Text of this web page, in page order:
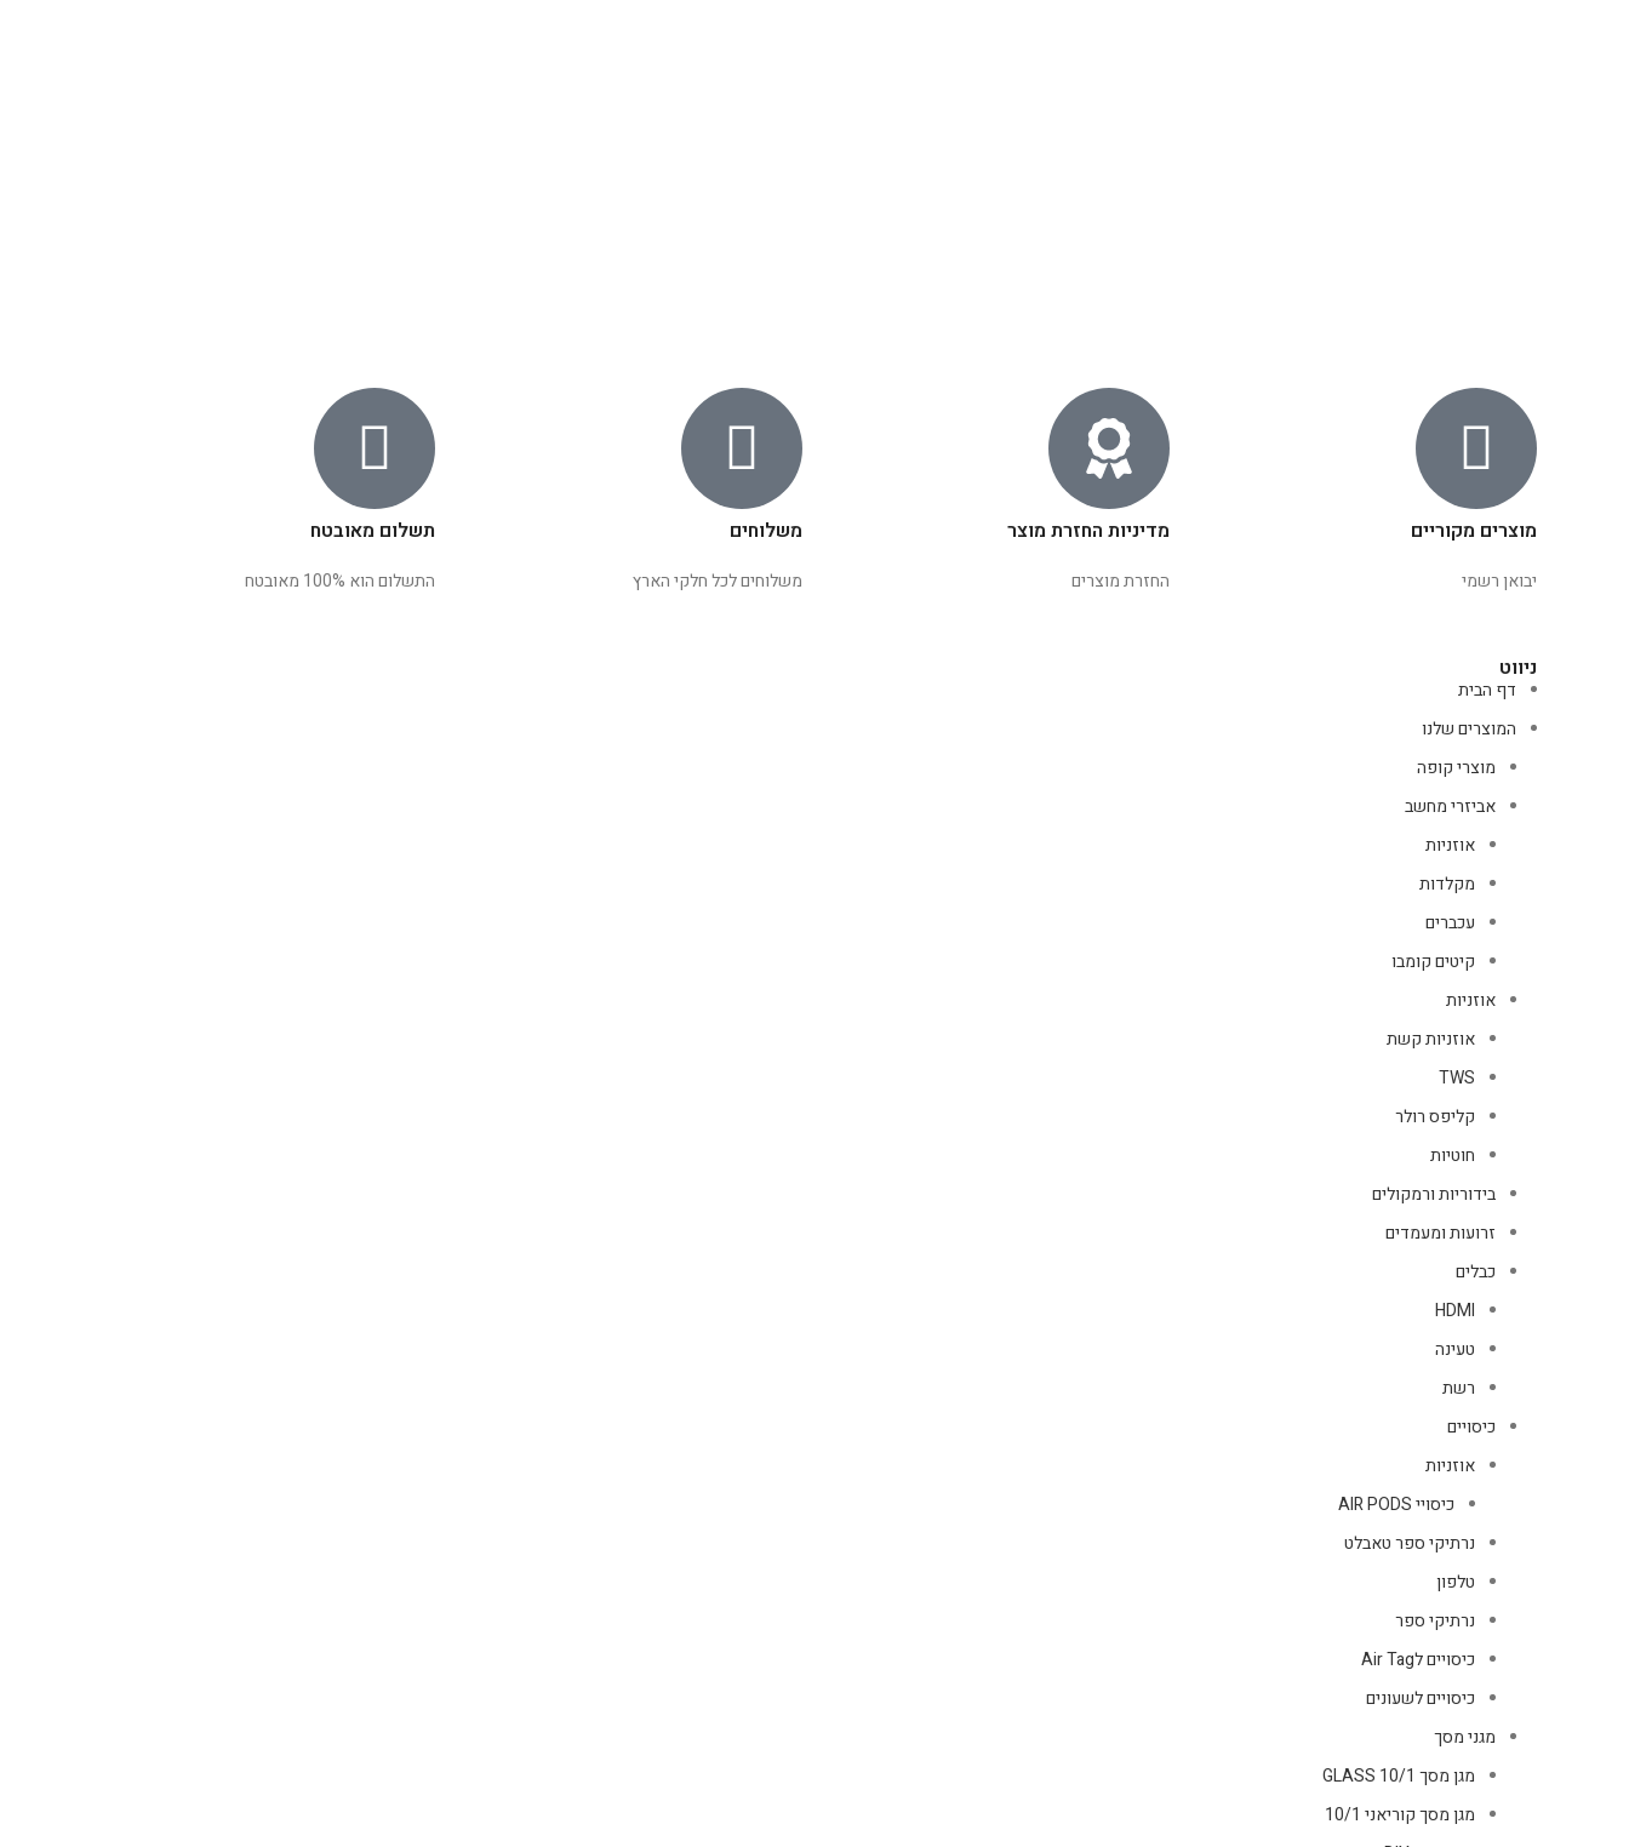
מוצרים מקוריים
יבואן רשמי
מדיניות החזרת מוצר
החזרת מוצרים
משלוחים
משלוחים לכל חלקי הארץ
תשלום מאובטח
התשלום הוא 100% מאובטח
ניווט
דף הבית
המוצרים שלנו
מוצרי קופה
אביזרי מחשב
אוזניות
מקלדות
עכברים
קיטים קומבו
אוזניות
אוזניות קשת
TWS
קליפס רולר
חוטיות
בידוריות ורמקולים
זרועות ומעמדים
כבלים
HDMI
טעינה
רשת
כיסויים
אוזניות
כיסויי AIR PODS
נרתיקי ספר טאבלט
טלפון
נרתיקי ספר
כיסויים לAir Tag
כיסויים לשעונים
מגני מסך
מגן מסך GLASS 10/1
מגן מסך קוריאני 10/1